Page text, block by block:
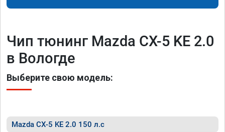
Чип тюнинг Mazda CX-5 KE 2.0
в Вологде
Выберите свою модель:
Mazda CX-5 KE 2.0 150 л.с